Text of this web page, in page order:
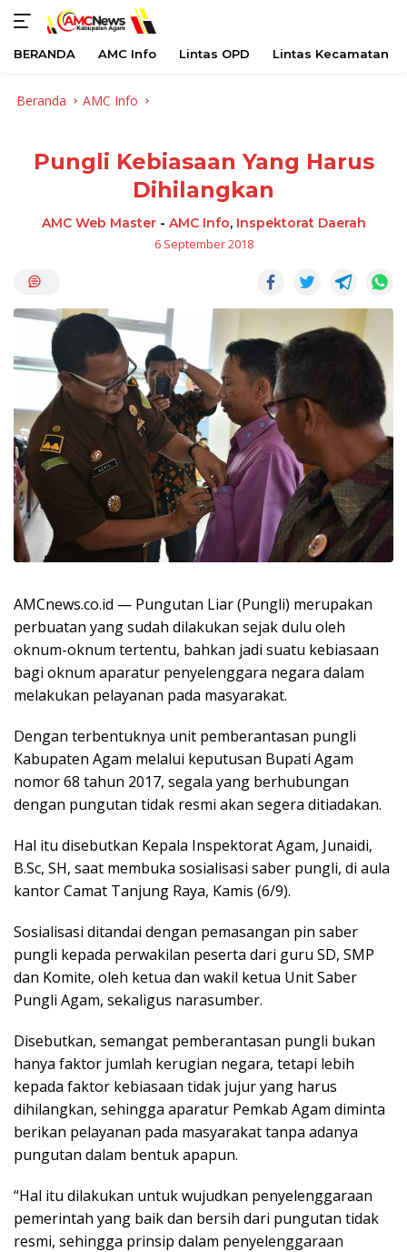
BERANDA AMC Info Lintas OPD Lintas Kecamatan
Beranda AMC Info
Pungli Kebiasaan Yang Harus
Dihilangkan
AMC Web Master- AMC Info, Inspektorat Daerah
6 September 2018
AMCnews.co.id — Pungutan Liar (Pungli) merupakan
perbuatan yang sudah dilakukan sejak dulu oleh
oknum-oknum tertentu, bahkan jadi suatu kebiasaan
bagi oknum aparatur penyelenggara negara dalam
melakukan pelayanan pada masyarakat.
Dengan terbentuknya unit pemberantasan pungli
Kabupaten Agam melalui keputusan Bupati Agam
nomor 68 tahun 2017, segala yang berhubungan
dengan pungutan tidak resmi akan segera ditiadakan.
Hal itu disebutkan Kepala Inspektorat Agam, Junaidi,
B.Sc, SH, saat membuka sosialisasi saber pungli, di aula
kantor Camat Tanjung Raya, Kamis (6/9).
Sosialisasi ditandai dengan pemasangan pin saber
pungli kepada perwakilan peserta dari guru SD, SMP
dan Komite, oleh ketua dan wakil ketua Unit Saber
Pungli Agam, sekaligus narasumber.
Disebutkan, semangat pemberantasan pungli bukan
hanya faktor jumlah kerugian negara, tetapi lebih
kepada faktor kebiasaan tidak jujur yang harus
dihilangkan, sehingga aparatur Pemkab Agam diminta
berikan pelayanan pada masyarakat tanpa adanya
pungutan dalam bentuk apapun.
“Hal itu dilakukan untuk wujudkan penyelenggaraan
pemerintah yang baik dan bersih dari pungutan tidak
resmi, sehingga prinsip dalam penyelenggaraan